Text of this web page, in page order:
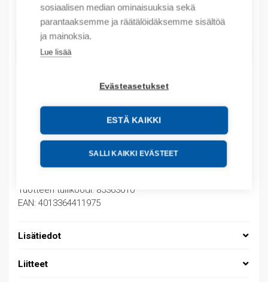
sosiaalisen median ominaisuuksia sekä
parantaaksemme ja räätälöidäksemme sisältöä
ja mainoksia.
Lue lisää
Evästeasetukset
ESTÄ KAIKKI
SALLI KAIKKI EVÄSTEET
Määrä
Määrä
Tuotekoodit
Tilauskoodi: 927925D
Product order number: 927925D
Valmistajan tuotenumero: 927925
Tuotteen tullikoodi: 85363010
EAN: 4013364411975
Lisätiedot
Liitteet